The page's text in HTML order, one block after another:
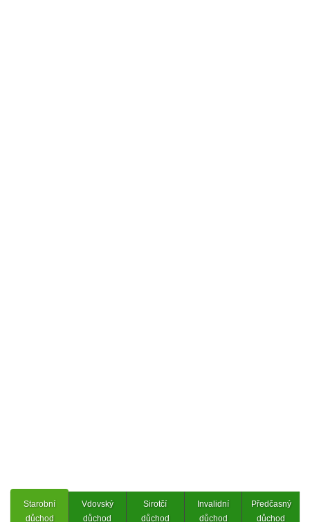
Starobní
důchod
Vdovský
důchod
Sirotčí
důchod
Invalidní
důchod
Předčasný
důchod